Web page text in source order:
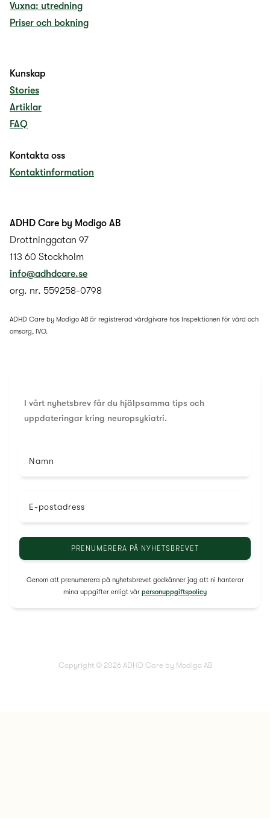
Vuxna: utredning
Priser och bokning
Kunskap
Stories
Artiklar
FAQ
Kontakta oss
Kontaktinformation
ADHD Care by Modigo AB
Drottninggatan 97
113 60 Stockholm
info@adhdcare.se
org. nr. 559258-0798
ADHD Care by Modigo AB är registrerad vårdgivare hos Inspektionen för vård och
omsorg, IVO.
I vårt nyhetsbrev får du hjälpsamma tips och
uppdateringar kring neuropsykiatri.
Namn
E-postadress
Genom att prenumerera på nyhetsbrevet godkänner jag att ni hanterar
mina uppgifter enligt vår personuppgiftspolicy
Copyright © 2026 ADHD Care by Modigo AB